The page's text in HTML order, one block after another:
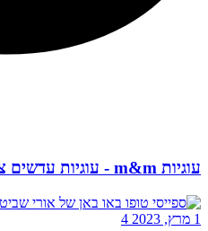
עוגיות m&m - עוגיות עדשים צבעוניות טבעוניות
1 מרץ, 2023 4